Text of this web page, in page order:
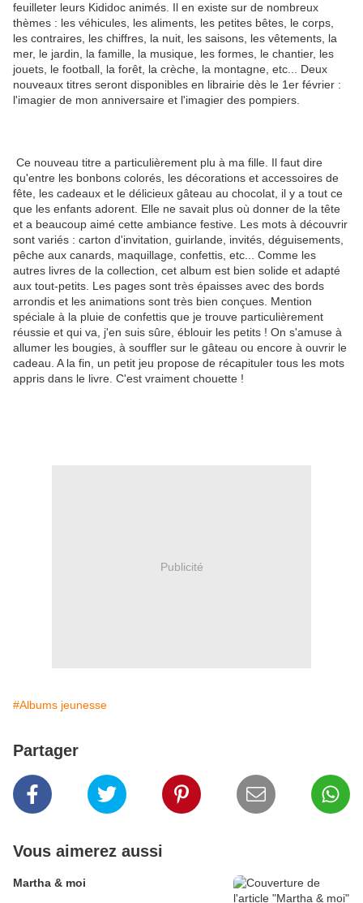
feuilleter leurs Kididoc animés. Il en existe sur de nombreux
thèmes : les véhicules, les aliments, les petites bêtes, le corps,
les contraires, les chiffres, la nuit, les saisons, les vêtements, la
mer, le jardin, la famille, la musique, les formes, le chantier, les
jouets, le football, la forêt, la crèche, la montagne, etc... Deux
nouveaux titres seront disponibles en librairie dès le 1er février :
l'imagier de mon anniversaire et l'imagier des pompiers.
Ce nouveau titre a particulièrement plu à ma fille. Il faut dire
qu'entre les bonbons colorés, les décorations et accessoires de
fête, les cadeaux et le délicieux gâteau au chocolat, il y a tout ce
que les enfants adorent. Elle ne savait plus où donner de la tête
et a beaucoup aimé cette ambiance festive. Les mots à découvrir
sont variés : carton d'invitation, guirlande, invités, déguisements,
pêche aux canards, maquillage, confettis, etc... Comme les
autres livres de la collection, cet album est bien solide et adapté
aux tout-petits. Les pages sont très épaisses avec des bords
arrondis et les animations sont très bien conçues. Mention
spéciale à la pluie de confettis que je trouve particulièrement
réussie et qui va, j'en suis sûre, éblouir les petits ! On s'amuse à
allumer les bougies, à souffler sur le gâteau ou encore à ouvrir le
cadeau. A la fin, un petit jeu propose de récapituler tous les mots
appris dans le livre. C'est vraiment chouette !
Publicité
#Albums jeunesse
Partager
Vous aimerez aussi
Martha & moi